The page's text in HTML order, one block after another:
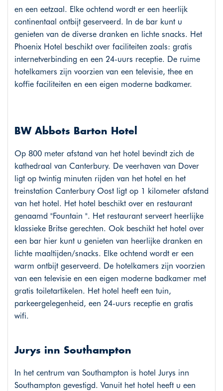
en een eetzaal. Elke ochtend wordt er een heerlijk
continentaal ontbijt geserveerd. In de bar kunt u
genieten van de diverse dranken en lichte snacks. Het
Phoenix Hotel beschikt over faciliteiten zoals: gratis
internetverbinding en een 24-uurs receptie. De ruime
hotelkamers zijn voorzien van een televisie, thee en
koffie faciliteiten en een eigen moderne badkamer.
BW Abbots Barton Hotel
Op 800 meter afstand van het hotel bevindt zich de
kathedraal van Canterbury. De veerhaven van Dover
ligt op twintig minuten rijden van het hotel en het
treinstation Canterbury Oost ligt op 1 kilometer afstand
van het hotel. Het hotel beschikt over en restaurant
genaamd "Fountain ". Het restaurant serveert heerlijke
klassieke Britse gerechten. Ook beschikt het hotel over
een bar hier kunt u genieten van heerlijke dranken en
lichte maaltijden/snacks. Elke ochtend wordt er een
warm ontbijt geserveerd. De hotelkamers zijn voorzien
van een televisie en een eigen moderne badkamer met
gratis toiletartikelen. Het hotel heeft een tuin,
parkeergelegenheid, een 24-uurs receptie en gratis
wifi.
Jurys inn Southampton
In het centrum van Southampton is hotel Jurys inn
Southampton gevestigd. Vanuit het hotel heeft u een